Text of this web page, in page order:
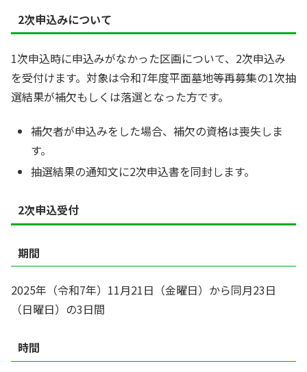
2次申込みについて
1次申込時に申込みがなかった区画について、2次申込み
を受付けます。対象は令和7年度平面墓地等再募集の1次抽
選結果が補欠もしくは落選となった方です。
補欠者が申込みをした場合、補欠の資格は喪失しま
す。
抽選結果の通知文に2次申込書を同封します。
2次申込受付
期間
2025年（令和7年）11月21日（金曜日）から同月23日
（日曜日）の3日間
時間